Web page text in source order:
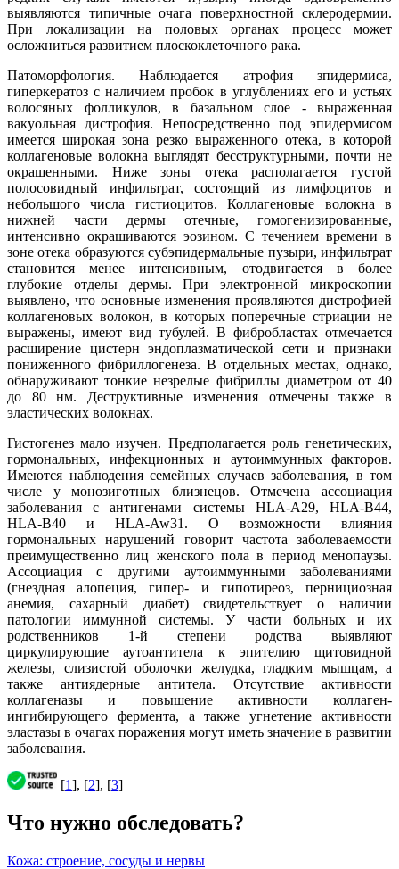
выявляются типичные очага поверхностной склеродермии.
При локализации на половых органах процесс может
осложниться развитием плоскоклеточного рака.
Патоморфология. Наблюдается атрофия зпидермиса,
гиперкератоз с наличием пробок в углублениях его и устьях
волосяных фолликулов, в базальном слое - выраженная
вакуольная дистрофия. Непосредственно под эпидермисом
имеется широкая зона резко выраженного отека, в которой
коллагеновые волокна выглядят бесструктурными, почти не
окрашенными. Ниже зоны отека располагается густой
полосовидный инфильтрат, состоящий из лимфоцитов и
небольшого числа гистиоцитов. Коллагеновые волокна в
нижней части дермы отечные, гомогенизированные,
интенсивно окрашиваются эозином. С течением времени в
зоне отека образуются субэпидермальные пузыри, инфильтрат
становится менее интенсивным, отодвигается в более
глубокие отделы дермы. При электронной микроскопии
выявлено, что основные изменения проявляются дистрофией
коллагеновых волокон, в которых поперечные стриации не
выражены, имеют вид тубулей. В фибробластах отмечается
расширение цистерн эндоплазматической сети и признаки
пониженного фибриллогенеза. В отдельных местах, однако,
обнаруживают тонкие незрелые фибриллы диаметром от 40
до 80 нм. Деструктивные изменения отмечены также в
эластических волокнах.
Гистогенез мало изучен. Предполагается роль генетических,
гормональных, инфекционных и аутоиммунных факторов.
Имеются наблюдения семейных случаев заболевания, в том
числе у монозиготных близнецов. Отмечена ассоциация
заболевания с антигенами системы HLA-A29, HLA-B44,
HLA-B40 и HLA-Aw31. О возможности влияния
гормональных нарушений говорит частота заболеваемости
преимущественно лиц женского пола в период менопаузы.
Ассоциация с другими аутоиммунными заболеваниями
(гнездная алопеция, гипер- и гипотиреоз, пернициозная
анемия, сахарный диабет) свидетельствует о наличии
патологии иммунной системы. У части больных и их
родственников 1-й степени родства выявляют
циркулирующие аутоантитела к эпителию щитовидной
железы, слизистой оболочки желудка, гладким мышцам, а
также антиядерные антитела. Отсутствие активности
коллагеназы и повышение активности коллаген-
ингибирующего фермента, а также угнетение активности
эластазы в очагах поражения могут иметь значение в развитии
заболевания.
[1], [2], [3]
Что нужно обследовать?
Кожа: строение, сосуды и нервы